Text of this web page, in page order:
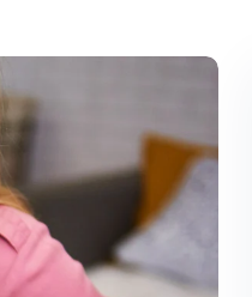
Lost your password?